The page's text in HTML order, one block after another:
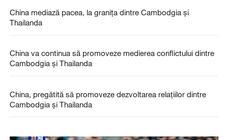
China mediază pacea, la granița dintre Cambodgia și
Thailanda
China va continua să promoveze medierea conflictului dintre
Cambodgia și Thailanda
China, pregătită să promoveze dezvoltarea relațiilor dintre
Cambodgia și Thailanda